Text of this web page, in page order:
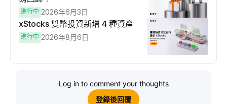
進行中 2026年6月3日
xStocks 雙幣投資新增 4 種資產
進行中 2026年8月6日
Log in to comment your thoughts
登錄後回覆